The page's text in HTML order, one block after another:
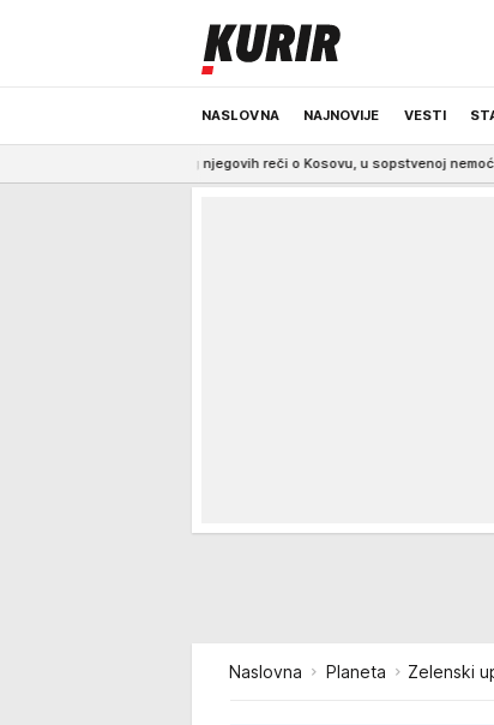
NASLOVNA NAJNOVIJE VESTI
ODRŽIVA BUDUĆNOST REGION
su zbog njegovih reči o Kosovu, u sopstvenoj nemoći najavljuju
Naslovna Planeta Zelenski